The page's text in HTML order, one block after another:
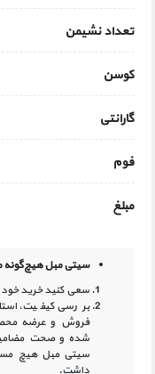
تعداد نشیمن
کوسن
گارانتی
فوم
مبلغ
سیتی مبل هیچ‌گونه
سعی کنید خرید
بررسی کیفیت،
فروش و عرضه
شده و صحت
سیتی مبل هیچ
داشت.